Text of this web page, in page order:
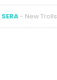
- New Trolls